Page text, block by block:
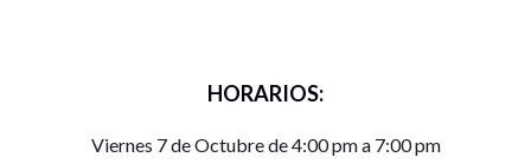
HORARIOS:
Viernes 7 de Octubre de 4:00 pm a 7:00 pm